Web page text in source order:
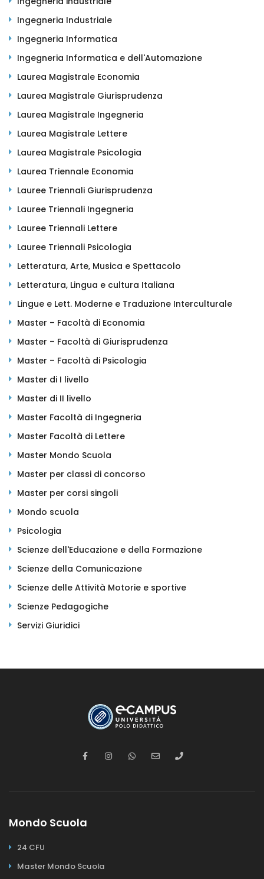
Ingegneria Industriale
Ingegneria Informatica
Ingegneria Informatica e dell'Automazione
Laurea Magistrale Economia
Laurea Magistrale Giurisprudenza
Laurea Magistrale Ingegneria
Laurea Magistrale Lettere
Laurea Magistrale Psicologia
Laurea Triennale Economia
Lauree Triennali Giurisprudenza
Lauree Triennali Ingegneria
Lauree Triennali Lettere
Lauree Triennali Psicologia
Letteratura, Arte, Musica e Spettacolo
Letteratura, Lingua e cultura Italiana
Lingue e Lett. Moderne e Traduzione Interculturale
Master – Facoltà di Economia
Master – Facoltà di Giurisprudenza
Master – Facoltà di Psicologia
Master di I livello
Master di II livello
Master Facoltà di Ingegneria
Master Facoltà di Lettere
Master Mondo Scuola
Master per classi di concorso
Master per corsi singoli
Mondo scuola
Psicologia
Scienze dell'Educazione e della Formazione
Scienze della Comunicazione
Scienze delle Attività Motorie e sportive
Scienze Pedagogiche
Servizi Giuridici
Mondo Scuola
24 CFU
Master Mondo Scuola